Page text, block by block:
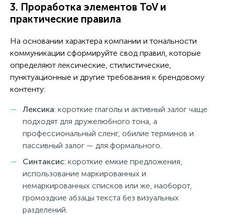
3. Проработка элементов ToV и
практические правила
На основании характера компании и тональности
коммуникации сформируйте свод правил, которые
определяют лексические, стилистические,
пунктуационные и другие требования к брендовому
контенту:
Лексика: короткие глаголы и активный залог чаще
подходят для дружелюбного тона, а
профессиональный сленг, обилие терминов и
пассивный залог — для формального.
Синтаксис: короткие емкие предложения,
использование маркированных и
немаркированных списков или же, наоборот,
громоздкие абзацы текста без визуальных
разделений.